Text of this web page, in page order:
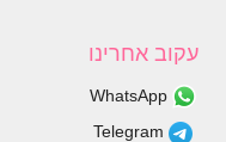
עקוב אחרינו